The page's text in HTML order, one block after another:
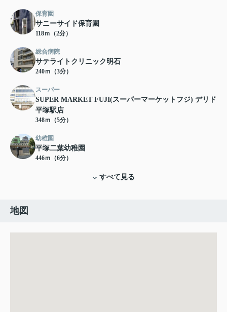
保育園
サニーサイド保育園
118ｍ（2分）
総合病院
サテライトクリニック明石
240ｍ（3分）
スーパー
SUPER MARKET FUJI(スーパーマーケットフジ) デリド
平塚駅店
348ｍ（5分）
幼稚園
平塚二葉幼稚園
446ｍ（6分）
すべて見る
地図